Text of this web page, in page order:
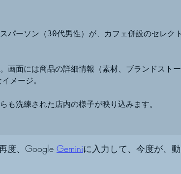
パーソン（30代男性）が、カフェ併設のセレク
画面には商品の詳細情報（素材、ブランドスト
メージ。
も洗練された店内の様子が映り込みます。
度、Google Geminiに入力して、今度が、